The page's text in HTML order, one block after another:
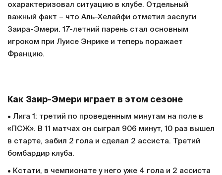
охарактеризовал ситуацию в клубе. Отдельный
важный факт – что Аль-Хелайфи отметил заслуги
Заира-Эмери. 17-летний парень стал основным
игроком при Луисе Энрике и теперь поражает
Францию.
Как Заир-Эмери играет в этом сезоне
• Лига 1: третий по проведенным минутам на поле в
«ПСЖ». В 11 матчах он сыграл 906 минут, 10 раз вышел
в старте, забил 2 гола и сделал 2 ассиста. Третий
бомбардир клуба.
• Кстати, в чемпионате у него уже 4 гола и 2 ассиста